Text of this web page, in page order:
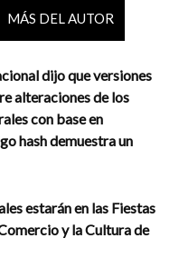
MÁS DEL AUTOR
dijo que versiones
alteraciones de los
con base en
hash demuestra un
estarán en las Fiestas
y la Cultura de